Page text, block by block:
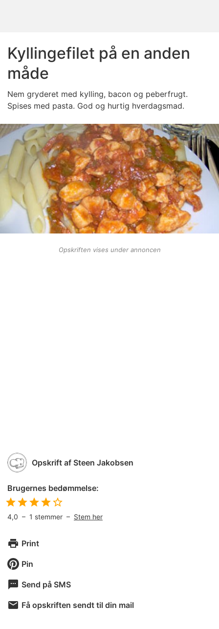
Kyllingefilet på en anden
måde
Nem gryderet med kylling, bacon og peberfrugt.
Spises med pasta. God og hurtig hverdagsmad.
Opskriften vises under annoncen
Opskrift af Steen Jakobsen
Brugernes bedømmelse:
4,0 – 1 stemmer – Stem her
Print
Pin
Send på SMS
Få opskriften sendt til din mail